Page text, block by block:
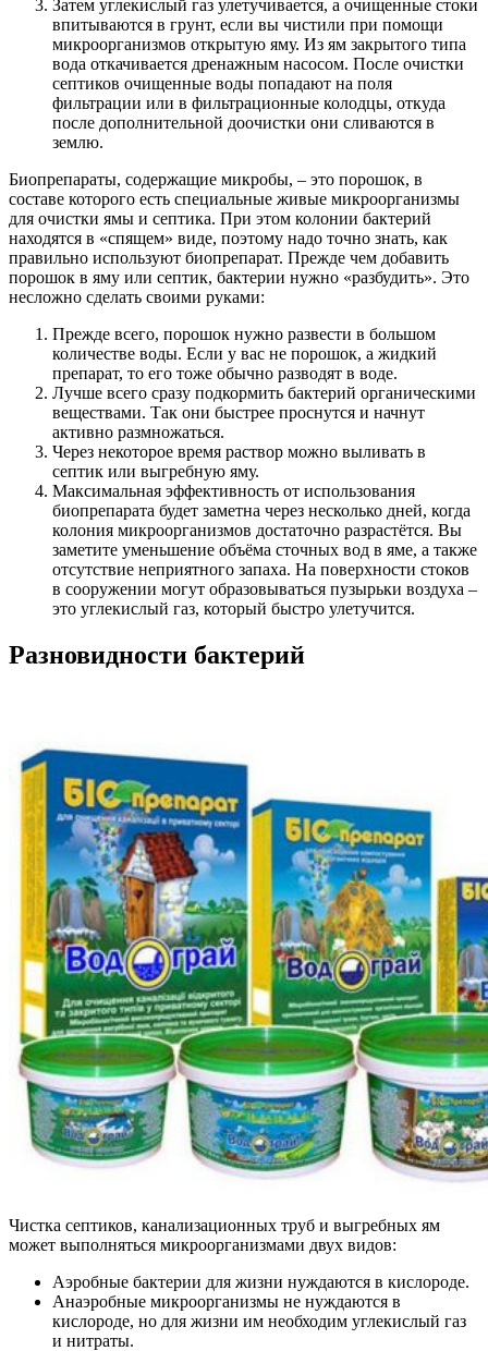
Затем углекислый газ улетучивается, а очищенные стоки
впитываются в грунт, если вы чистили при помощи
микроорганизмов открытую яму. Из ям закрытого типа
вода откачивается дренажным насосом. После очистки
септиков очищенные воды попадают на поля
фильтрации или в фильтрационные колодцы, откуда
после дополнительной доочистки они сливаются в
землю.
Биопрепараты, содержащие микробы, – это порошок, в
составе которого есть специальные живые микроорганизмы
для очистки ямы и септика. При этом колонии бактерий
находятся в «спящем» виде, поэтому надо точно знать, как
правильно используют биопрепарат. Прежде чем добавить
порошок в яму или септик, бактерии нужно «разбудить». Это
несложно сделать своими руками:
Прежде всего, порошок нужно развести в большом
количестве воды. Если у вас не порошок, а жидкий
препарат, то его тоже обычно разводят в воде.
Лучше всего сразу подкормить бактерий органическими
веществами. Так они быстрее проснутся и начнут
активно размножаться.
Через некоторое время раствор можно выливать в
септик или выгребную яму.
Максимальная эффективность от использования
биопрепарата будет заметна через несколько дней, когда
колония микроорганизмов достаточно разрастётся. Вы
заметите уменьшение объёма сточных вод в яме, а также
отсутствие неприятного запаха. На поверхности стоков
в сооружении могут образовываться пузырьки воздуха –
это углекислый газ, который быстро улетучится.
Разновидности бактерий
Чистка септиков, канализационных труб и выгребных ям
может выполняться микроорганизмами двух видов:
Аэробные бактерии для жизни нуждаются в кислороде.
Анаэробные микроорганизмы не нуждаются в
кислороде, но для жизни им необходим углекислый газ
и нитраты.